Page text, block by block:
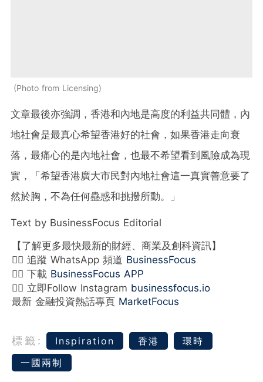
Photo from Licensing
文章最後亦強調，香港和內地是高度的利益共同體，內
地社會是最真心希望香港好的社會，如果香港走向衰
落，最痛心的是內地社會，也最不希望看到風險成為現
實，「希望香港廣大市民對內地社會這一真實善意要了
然於胸，不為任何蠱惑和挑撥所動。」
Text by BusinessFocus Editorial
【了解更多最快最新的財經、商業及創科資訊】
👉🏻 追蹤 WhatsApp 頻道 BusinessFocus
👉🏻 下載 BusinessFocus APP
👉🏻 立即Follow Instagram businessfocus.io
最新 金融投資熱話專頁 MarketFocus
標籤: Inspiration 香港
環時
一國兩制